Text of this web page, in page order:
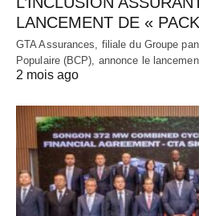
LANCEMENT DE «
GTA Assurances, filiale du Groupe
Populaire (BCP), annonce le
2 mois ago